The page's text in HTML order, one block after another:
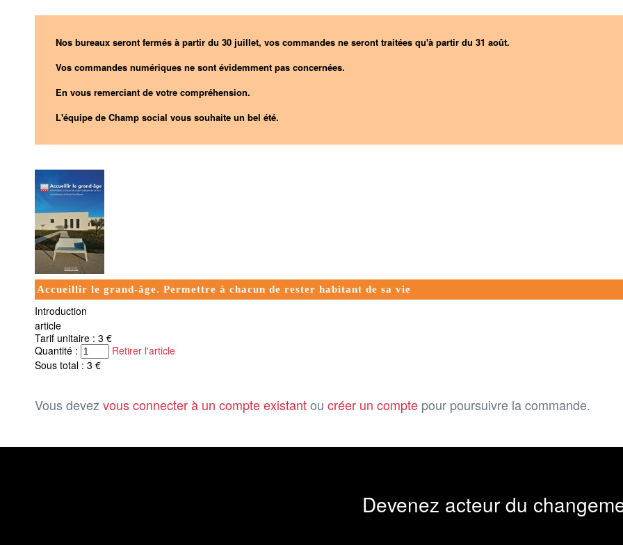
Nos bureaux seront fermés à partir du 30 juillet, vos commandes ne seront traitées qu'à partir du 31 août.
Vos commandes numériques ne sont évidemment pas concernées.
En vous remerciant de votre compréhension.
L'équipe de Champ social vous souhaite un bel été.
Accueillir le grand-âge. Permettre à chacun de rester habitant de sa vie
Introduction
article
Tarif unitaire : 3 €
Quantité :
Retirer l'article
Sous total : 3 €
Vous devezvous connecter à un compte existantou créer un compte pour poursuivre la commande.
Devenez acteur du